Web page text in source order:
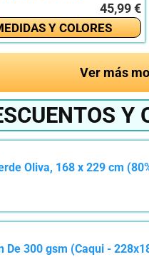
45,99 €
Y COLORES
Ver más
Y
Oliva, 168 x 229 cm
300 gsm (Caqui -